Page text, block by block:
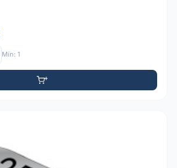
Mín: 1